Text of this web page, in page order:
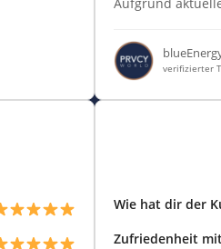
verifizierter
Wie hat dir der
Zufriedenheit